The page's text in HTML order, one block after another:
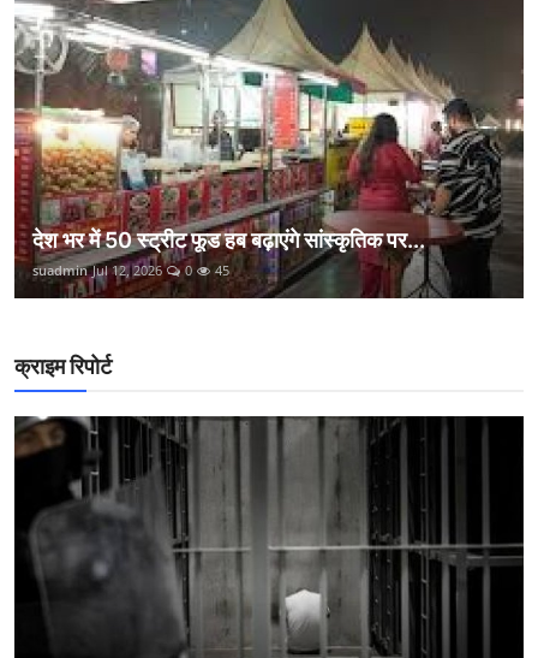
देश भर में 50 स्ट्रीट फूड हब बढ़ाएंगे सांस्कृतिक पर...
suadmin Jul 12, 2026 0 45
क्राइम रिपोर्ट